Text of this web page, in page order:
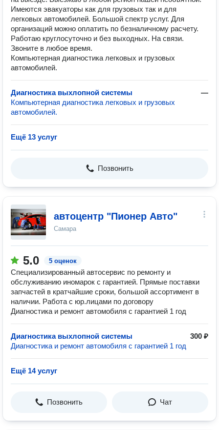
Имеются эвакуаторы как для грузовых так и для
легковых автомобилей. Большой спектр услуг. Для
организаций можно оплатить по безналичному расчету.
Работаю круглосуточно и без выходных. На связи.
Звоните в любое время.
Компьютерная диагностика легковых и грузовых
автомобилей.
Диагностика выхлопной системы
—
Компьютерная диагностика легковых и грузовых
автомобилей.
Ещё 13 услуг
Позвонить
автоцентр "Пионер Авто"
Самара
5.0 5 оценок
Специализированный автосервис по ремонту и
обслуживанию иномарок с гарантией. Прямые поставки
запчастей в кратчайшие сроки, большой ассортимент в
наличии. Работа с юр.лицами по договору
Диагностика и ремонт автомобиля с гарантией 1 год
Диагностика выхлопной системы
300 ₽
Диагностика и ремонт автомобиля с гарантией 1 год
Ещё 14 услуг
Позвонить Чат